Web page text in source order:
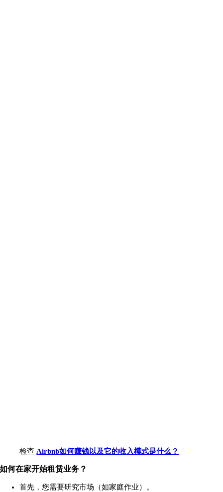
检查Airbnb如何赚钱以及它的收入模式是什么？
如何在家开始租赁业务？
首先，您需要研究市场（如家庭作业）。